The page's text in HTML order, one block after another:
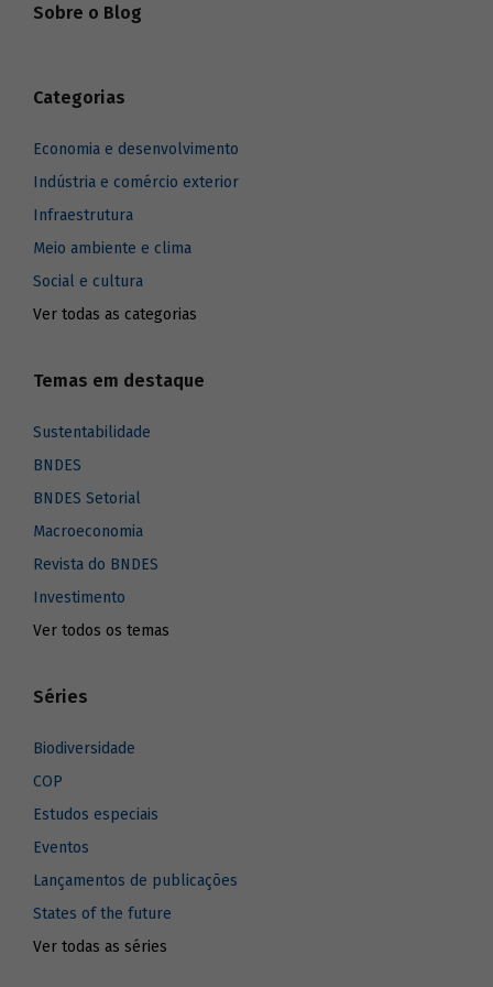
Sobre o Blog
Categorias
Economia e desenvolvimento
Indústria e comércio exterior
Infraestrutura
Meio ambiente e clima
Social e cultura
Ver todas as categorias
Temas em destaque
Sustentabilidade
BNDES
BNDES Setorial
Macroeconomia
Revista do BNDES
Investimento
Ver todos os temas
Séries
Biodiversidade
COP
Estudos especiais
Eventos
Lançamentos de publicações
States of the future
Ver todas as séries